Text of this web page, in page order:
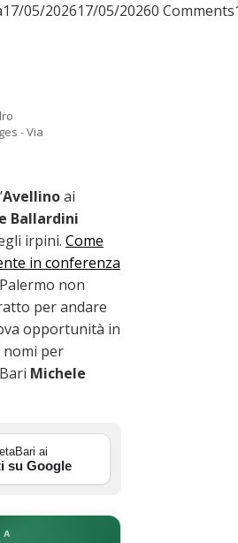
17/05/202617/05/20260 Comments
- Via
Avellinoai
Ballardini
irpini. Come
in conferenza
non
per andare
opportunità in
nomi per
Michele
ai
su Google
A